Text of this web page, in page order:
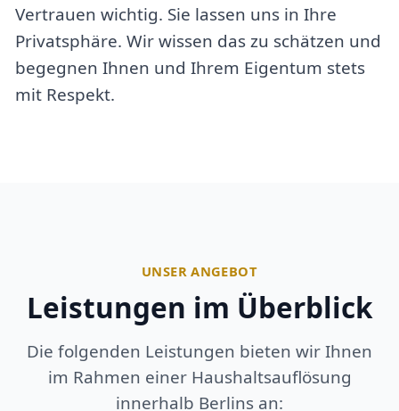
Vertrauen wichtig. Sie lassen uns in Ihre
Privatsphäre. Wir wissen das zu schätzen und
begegnen Ihnen und Ihrem Eigentum stets
mit Respekt.
UNSER ANGEBOT
Leistungen im Überblick
Die folgenden Leistungen bieten wir Ihnen
im Rahmen einer Haushaltsauflösung
innerhalb Berlins an: